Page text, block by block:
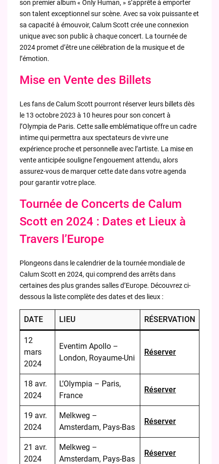
son premier album « Only Human, » s’apprête à emporter
son talent exceptionnel sur scène. Avec sa voix puissante et
sa capacité à émouvoir, Calum Scott crée une connexion
unique avec son public à chaque concert. La tournée de
2024 promet d’être une célébration de la musique et de
l’émotion.
Mise en Vente des Billets
Les fans de Calum Scott pourront réserver leurs billets dès
le 13 octobre 2023 à 10 heures pour son concert à
l’Olympia de Paris. Cette salle emblématique offre un cadre
intime qui permettra aux spectateurs de vivre une
expérience proche et personnelle avec l’artiste. La mise en
vente anticipée souligne l’engouement attendu, alors
assurez-vous de marquer cette date dans votre agenda
pour garantir votre place.
Tournée de Concerts de Calum
Scott en 2024 : Dates et Lieux à
Travers l’Europe
Plongeons dans le calendrier de la tournée mondiale de
Calum Scott en 2024, qui comprend des arrêts dans
certaines des plus grandes salles d’Europe. Découvrez ci-
dessous la liste complète des dates et des lieux :
DATE LIEU RÉSERVATION
12
mars
2024
Eventim Apollo –
London, Royaume-Uni
Réserver
18 avr.
2024
L’Olympia – Paris,
France
Réserver
19 avr.
2024
Melkweg –
Amsterdam, Pays-Bas
Réserver
21 avr.
2024
Melkweg –
Amsterdam, Pays-Bas
Réserver